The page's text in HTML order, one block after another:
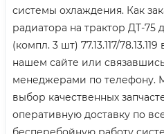
системы охлаждения. Как
радиатора на трактор ДТ-75
(компл. 3 шт) 77.13.117/
нашем сайте или
менеджерами по телефону.
выбор качественных
оперативную доставку по